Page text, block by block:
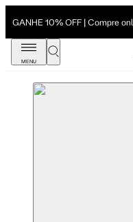
GANHE 10% OFF | Compre
MENU